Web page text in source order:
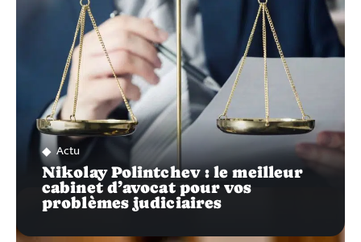
Actu
Nikolay Polintchev : le meilleur
cabinet d’avocat pour vos
problèmes judiciaires